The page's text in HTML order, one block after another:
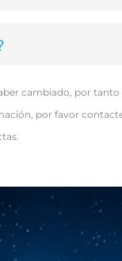
cambiado, por tanto
por favor